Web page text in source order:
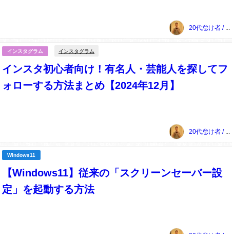
インスタグラム インスタグラム
インスタ初心者向け！有名人・芸能人を探してフ
ォローする方法まとめ【2024年12月】
Windows11
【Windows11】従来の「スクリーンセーバー設
定」を起動する方法